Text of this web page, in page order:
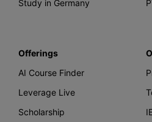
Study in Germany
Offerings
AI Course Finder
Leverage Live
Scholarship